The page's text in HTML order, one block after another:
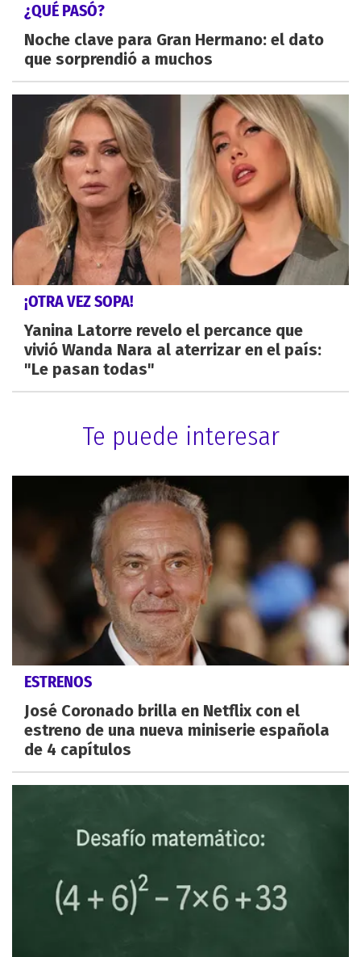
¿QUÉ PASÓ?
Noche clave para Gran Hermano: el dato
que sorprendió a muchos
¡OTRA VEZ SOPA!
Yanina Latorre revelo el percance que
vivió Wanda Nara al aterrizar en el país:
"Le pasan todas"
Te puede interesar
ESTRENOS
José Coronado brilla en Netflix con el
estreno de una nueva miniserie española
de 4 capítulos